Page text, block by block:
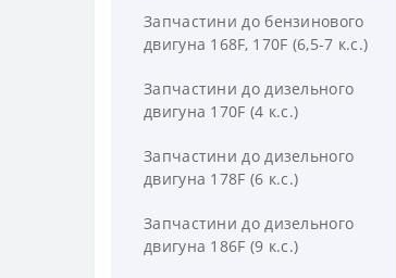
Запчастини до бензинового
двигуна 168F, 170F (6,5-7 к.с.)
Запчастини до дизельного
двигуна 170F (4 к.с.)
Запчастини до дизельного
двигуна 178F (6 к.с.)
Запчастини до дизельного
двигуна 186F (9 к.с.)